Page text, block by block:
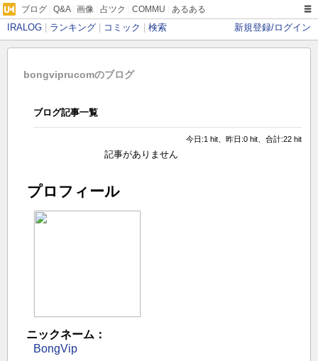
ブログ Q&A| 画像 占ツク COMMU あるある
IRALOG ランキング コミック 検索 新規登録/ログイン
bongviprucomのブログ
ブログ記事一覧
今日:1 hit、昨日:0 hit、合計:22 hit
記事がありません
プロフィール
ニックネーム：
BongVip